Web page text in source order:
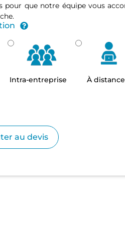
pour que notre équipe vous
Intra-entreprise À distance
au devis